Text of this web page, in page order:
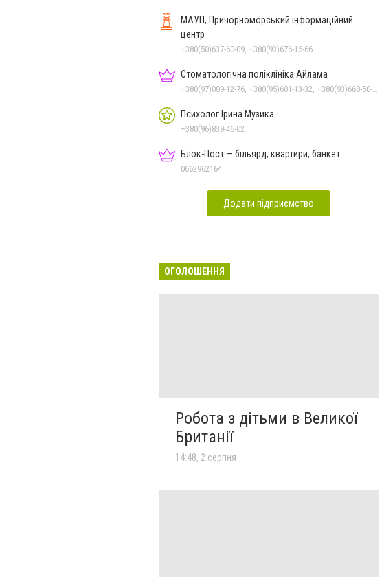
МАУП, Причорноморський інформаційний
центр
+380(50)637-60-09, +380(93)676-15-66
Стоматологічна поліклініка Айлама
Психолог Ірина Музика
+380(96)839-46-02
Блок-Пост — більярд, квартири, банкет
0662962164
Додати підприємство
ОГОЛОШЕННЯ
Робота з дітьми в Великої
Британії
14:48, 2 серпня